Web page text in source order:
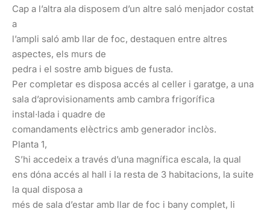
Cap a l’altra ala disposem d’un altre saló menjador costat
a
l’ampli saló amb llar de foc, destaquen entre altres
aspectes, els murs de
pedra i el sostre amb bigues de fusta.
Per completar es disposa accés al celler i garatge, a una
sala d’aprovisionaments amb cambra frigorífica
instal·lada i quadre de
comandaments elèctrics amb generador inclòs.
Planta 1,
S’hi accedeix a través d’una magnífica escala, la qual
ens dóna accés al hall i la resta de 3 habitacions, la suite
la qual disposa a
més de sala d’estar amb llar de foc i bany complet, li